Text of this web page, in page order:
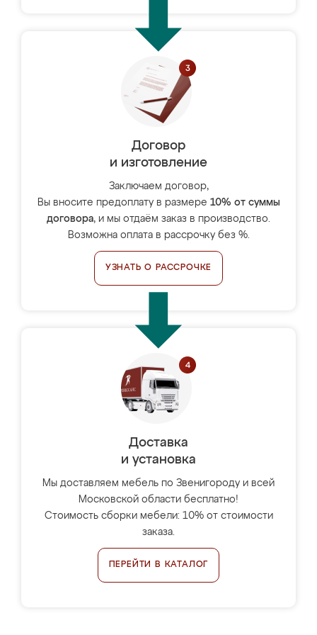
Договор
и изготовление
Заключаем договор,
Вы вносите предоплату в размере 10% от суммы
договора, и мы отдаём заказ в производство.
Возможна оплата в рассрочку без %.
УЗНАТЬ О РАССРОЧКЕ
Доставка
и установка
Мы доставляем мебель по Звенигороду и всей
Московской области бесплатно!
Стоимость сборки мебели: 10% от стоимости
заказа.
ПЕРЕЙТИ В КАТАЛОГ